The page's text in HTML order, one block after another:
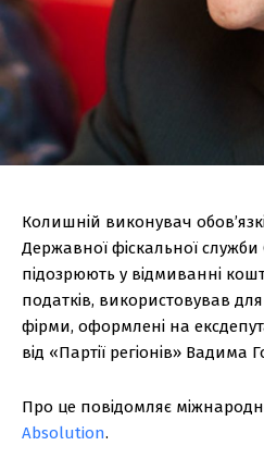
Колишній виконувач
Державної фіскальної служби
підозрюють у відмиванні
податків, використовував
фірми, оформлені на
від «Партії регіонів» Вадима
Про це повідомляє
Absolution.